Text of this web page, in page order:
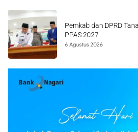
Pemkab dan DPRD
PPAS 2027
6 Agustus 2026